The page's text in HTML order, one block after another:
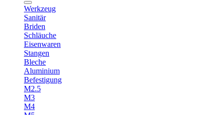
Werkzeug
Sanitär
Briden
Schläuche
Eisenwaren
Stangen
Bleche
Aluminium
Befestigung
M2.5
M3
M4